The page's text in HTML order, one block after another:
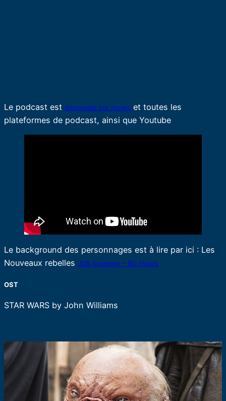
Le podcast est disponible sur Itunes et toutes les
plateformes de podcast, ainsi que Youtube
Le background des personnages est à lire par ici : Les
Nouveaux rebelles JDR Academy – BG Héros
OST
STAR WARS by John Williams